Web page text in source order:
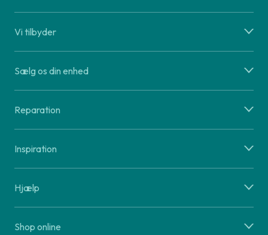
Vi tilbyder
Sælg os din enhed
Reparation
Inspiration
Hjælp
Shop online